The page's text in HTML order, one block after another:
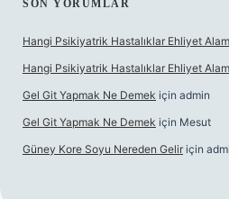
SON YORUMLAR
Hangi Psikiyatrik Hastalıklar Ehliyet
Hangi Psikiyatrik Hastalıklar Ehliyet
Gel Git Yapmak Ne Demek için admin
Gel Git Yapmak Ne Demek için Mesut
Güney Kore Soyu Nereden Gelir için